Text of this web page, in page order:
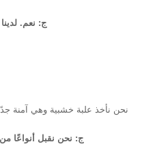
ج: نعم.
نحن نأخذ علبة خشبية وهي آمنة
ج: نحن نقبل أنواعًا من